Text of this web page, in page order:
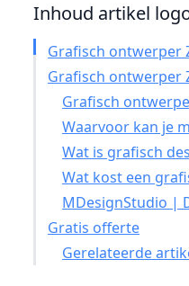
Inhoud artikel
Grafisch ontwerper
Grafisch ontwerper
Grafisch
Waarvoor kan je
Wat is grafisch
Wat kost een
MDesignStudio |
Gratis offerte
Gerelateerde